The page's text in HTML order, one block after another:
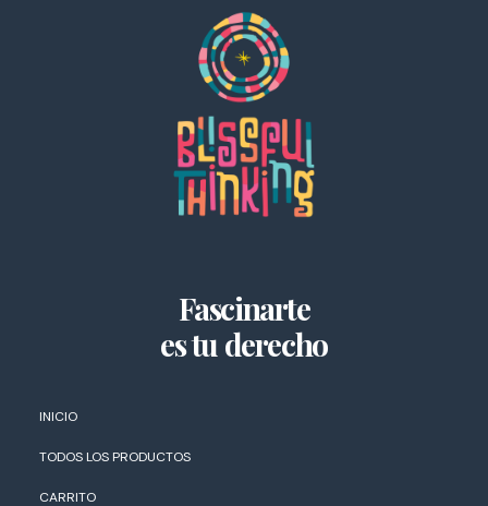
Fascinarte
es tu derecho
INICIO
TODOS LOS PRODUCTOS
CARRITO